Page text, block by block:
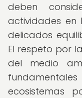
deben
actividades en
delicados
El respeto por
del medio
ecosistemas